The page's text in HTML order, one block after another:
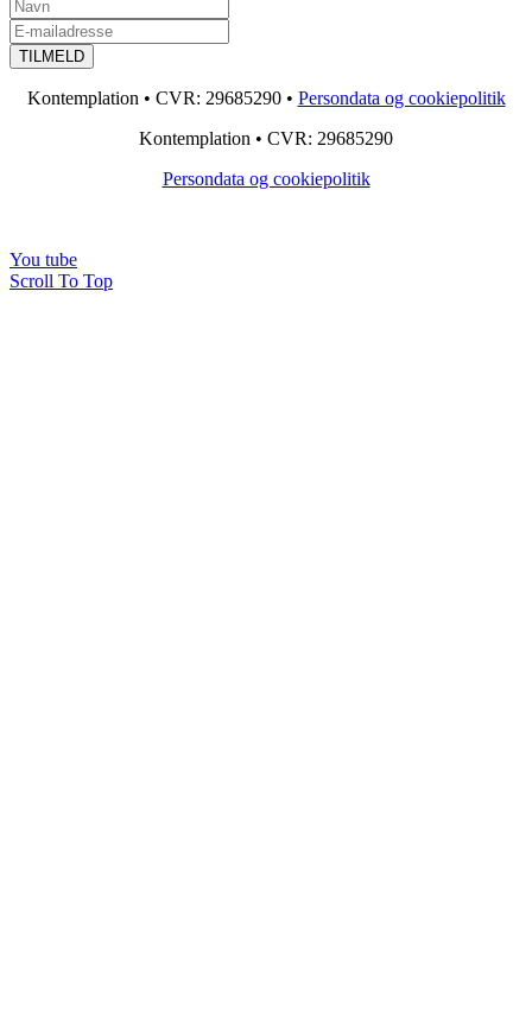
Kontemplation • CVR: 29685290 • Persondata og cookiepolitik
Kontemplation • CVR: 29685290
Persondata og cookiepolitik
You tube
Scroll To Top